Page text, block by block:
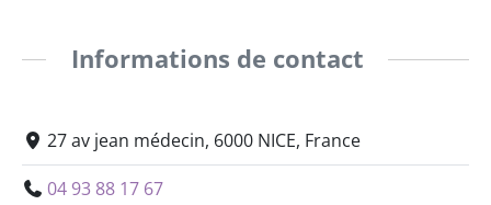
Informations de contact
27 av jean médecin, 6000 NICE, France
04 93 88 17 67